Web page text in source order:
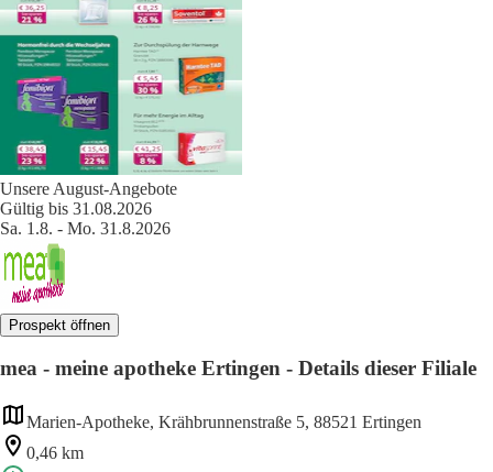
Unsere August-Angebote
Gültig bis 31.08.2026
Sa. 1.8. - Mo. 31.8.2026
Prospekt öffnen
mea - meine apotheke Ertingen - Details dieser Filiale
Marien-Apotheke, Krähbrunnenstraße 5, 88521 Ertingen
0,46 km